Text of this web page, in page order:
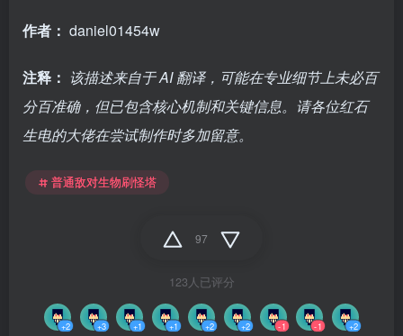
作者： daniel01454w
注释： 该描述来自于 AI 翻译，可能在专业细节上未必百
分百准确，但已包含核心机制和关键信息。请各位红石
生电的大佬在尝试制作时多加留意。
普通敌对生物刷怪塔
97
123人已评分
+2 +3 +1 +1 +2 +2 -1 -1 +2